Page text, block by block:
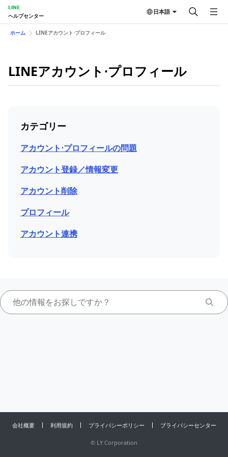
LINE
ヘルプセンター
日本語
ホーム LINEアカウント⋅プロフィール
LINEアカウント⋅プロフィール
カテゴリー
アカウント⋅プロフィールの問題
アカウント登録／情報変更
アカウント削除
プロフィール
アカウント連携
会社概要 利用規約 プライバシーポリシー プライバシーセンター
© LY Corporation